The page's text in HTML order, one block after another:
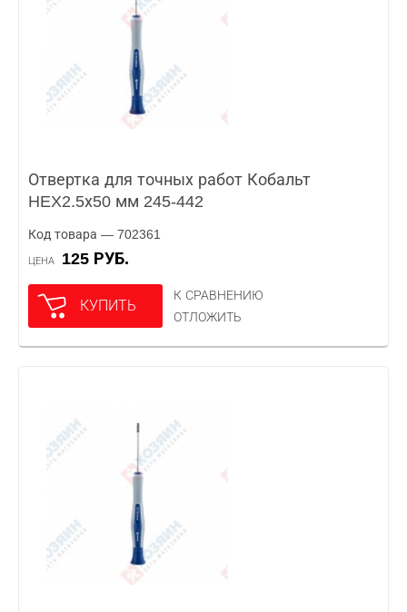
Отвертка для точных работ Кобальт
HEX2.5х50 мм 245-442
Код товара — 702361
ЦЕНА 125 РУБ.
КУПИТЬ
К СРАВНЕНИЮ
ОТЛОЖИТЬ